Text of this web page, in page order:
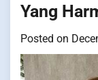
Yang
Posted on